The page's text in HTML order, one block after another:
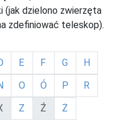
(jak dzielono zwierzęta
zdefiniować teleskop).
E F G
H
O Ó P
R
Z Ź Ż